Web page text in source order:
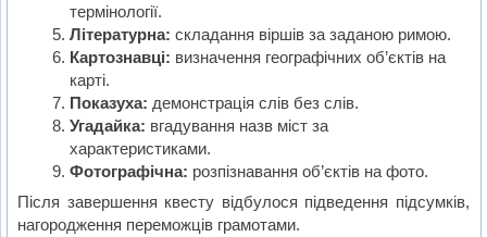
термінології.
Літературна: складання віршів за заданою римою.
Картознавці: визначення географічних об’єктів на
карті.
Показуха: демонстрація слів без слів.
Угадайка: вгадування назв міст за
характеристиками.
Фотографічна: розпізнавання об’єктів на фото.
Після завершення квесту відбулося підведення підсумків,
нагородження переможців грамотами.